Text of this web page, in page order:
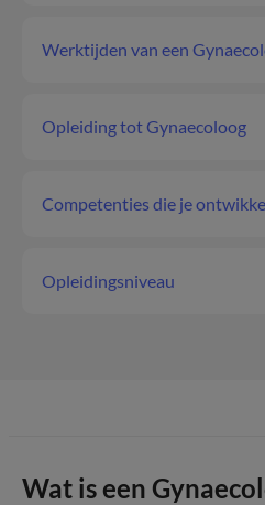
Werktijden van een
Opleiding tot Gynaecoloog
Competenties die je
Opleidingsniveau
Wat is een